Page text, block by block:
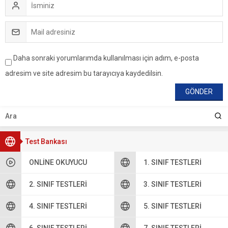
Test Bankası
ONLINE OKUYUCU 1. SINIF TESTLERI
2. SINIF TESTLERI 3. SINIF TESTLERI
4. SINIF TESTLERI 5. SINIF TESTLERI
Daha sonraki yorumlarımda kullanılması için adım, e-posta
adresim ve site adresim bu tarayıcıya kaydedilsin.